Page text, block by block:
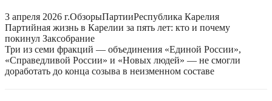
3 апреля 2026 г.ОбзорыПартииРеспублика Карелия
Партийная жизнь в Карелии за пять лет: кто и почему
покинул Заксобрание
Три из семи фракций — объединения «Единой России»,
«Справедливой России» и «Новых людей» — не смогли
доработать до конца созыва в неизменном составе